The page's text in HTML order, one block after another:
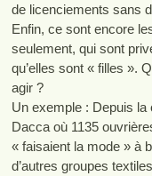
de licenciements sans
Enfin, ce sont encore
seulement, qui sont
qu’elles sont « filles ».
agir ?
Un exemple : Depuis la
Dacca où 1135
« faisaient la mode » à
d’autres groupes